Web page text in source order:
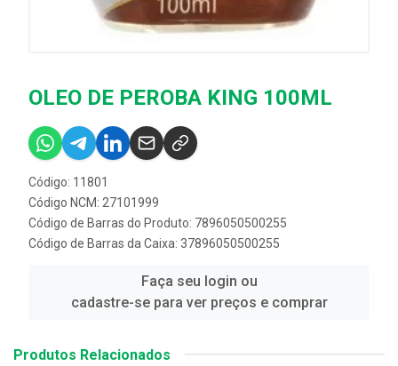
OLEO DE PEROBA KING 100ML
Código: 11801
Código NCM: 27101999
Código de Barras do Produto: 7896050500255
Código de Barras da Caixa: 37896050500255
Faça seu login ou
cadastre-se para ver preços e comprar
Produtos Relacionados